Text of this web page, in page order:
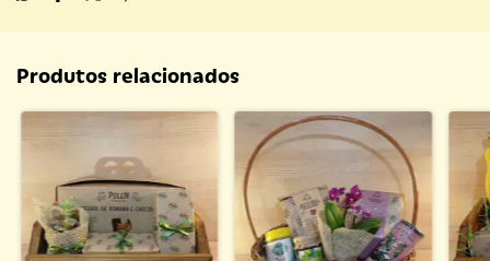
Produtos relacionados